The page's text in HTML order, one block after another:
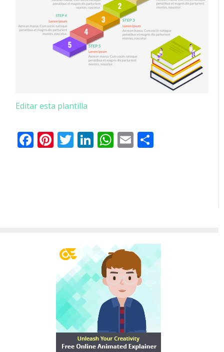
Editar esta plantilla
Facebook
Pinterest
Twitter
LinkedIn
WhatsApp
Email